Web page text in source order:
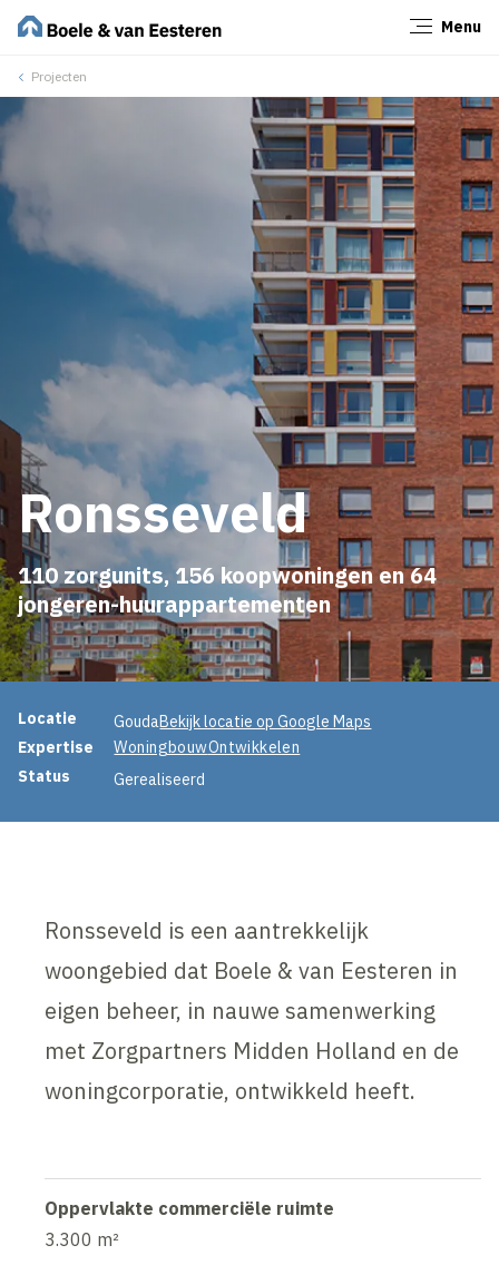
Menu
Projecten
Ronsseveld
110 zorgunits, 156 koopwoningen en 64
jongeren-huurappartementen
Projectinformatie
Locatie GoudaBekijk locatie op Google Maps
Expertise
WoningbouwOntwikkelen
Status
Gerealiseerd
Ronsseveld is een aantrekkelijk
woongebied dat Boele & van Eesteren in
eigen beheer, in nauwe samenwerking
met Zorgpartners Midden Holland en de
woningcorporatie, ontwikkeld heeft.
Oppervlakte commerciële ruimte
3.300 m²
Sluiten